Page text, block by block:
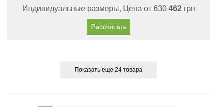
Индивидуальные размеры, Цена от630 462грн
Рассчитать
Показать еще 24 товара